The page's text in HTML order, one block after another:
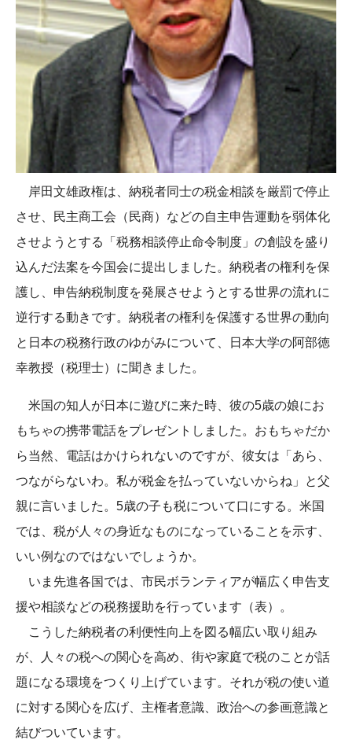
岸田文雄政権は、納税者同士の税金相談を厳罰で停止
させ、民主商工会（民商）などの自主申告運動を弱体化
させようとする「税務相談停止命令制度」の創設を盛り
込んだ法案を今国会に提出しました。納税者の権利を保
護し、申告納税制度を発展させようとする世界の流れに
逆行する動きです。納税者の権利を保護する世界の動向
と日本の税務行政のゆがみについて、日本大学の阿部徳
幸教授（税理士）に聞きました。
米国の知人が日本に遊びに来た時、彼の5歳の娘にお
もちゃの携帯電話をプレゼントしました。おもちゃだか
ら当然、電話はかけられないのですが、彼女は「あら、
つながらないわ。私が税金を払っていないからね」と父
親に言いました。5歳の子も税について口にする。米国
では、税が人々の身近なものになっていることを示す、
いい例なのではないでしょうか。
いま先進各国では、市民ボランティアが幅広く申告支
援や相談などの税務援助を行っています（表）。
こうした納税者の利便性向上を図る幅広い取り組み
が、人々の税への関心を高め、街や家庭で税のことが話
題になる環境をつくり上げています。それが税の使い道
に対する関心を広げ、主権者意識、政治への参画意識と
結びついています。